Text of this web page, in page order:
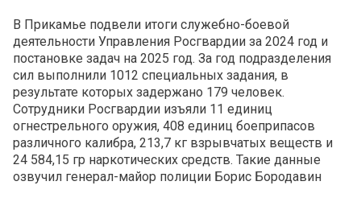
В Прикамье подвели итоги служебно-боевой
деятельности Управления Росгвардии за 2024 год и
постановке задач на 2025 год. За год подразделения
сил выполнили 1012 специальных задания, в
результате которых задержано 179 человек.
Сотрудники Росгвардии изъяли 11 единиц
огнестрельного оружия, 408 единиц боеприпасов
различного калибра, 213,7 кг взрывчатых веществ и
24 584,15 гр наркотических средств. Такие данные
озвучил генерал-майор полиции Борис Бородавин